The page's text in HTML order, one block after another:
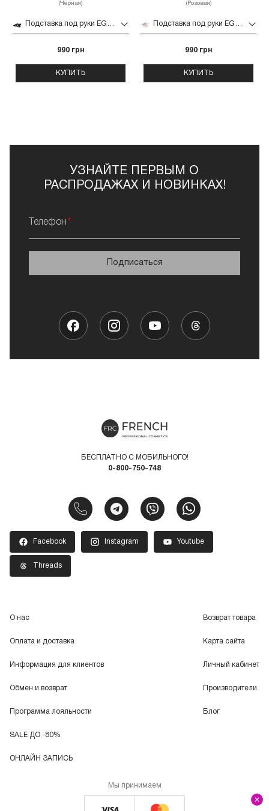
(Черная)
Подставка под руки EGO-AMI (Черная)
990 грн
КУПИТЬ
(Розовая)
Подставка под руки EGO-AMI (Розовая)
990 грн
КУПИТЬ
УЗНАЙТЕ ПЕРВЫМ О
РАСПРОДАЖАХ И НОВИНКАХ!
Телефон
Подписаться
БЕСПЛАТНО С МОБИЛЬНОГО!
0-800-750-748
Facebook Instagram Youtube
Threads
О нас
Оплата и доставка
Информация для клиентов
Обмен и возврат
Программа лояльности
SALE ДО -80%
ОНЛАЙН ЗАПИСЬ
Возврат товара
Карта сайта
Личный кабинет
Производители
Блог
Мы принимаем